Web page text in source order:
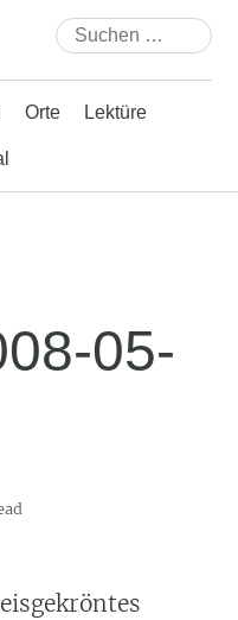
Suchen
nach:
Orte Lektüre
05-